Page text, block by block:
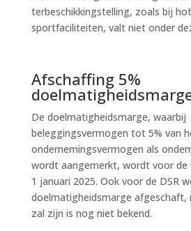
terbeschikkingstelling, zoals bij
sportfaciliteiten, valt niet onder
Afschaffing 5%
De doelmatigheidsmarge, waarbij
beleggingsvermogen tot 5% van
ondernemingsvermogen als
wordt aangemerkt, wordt voor de
1 januari 2025. Ook voor de DSR
doelmatigheidsmarge afgeschaft,
zal zijn is nog niet bekend.